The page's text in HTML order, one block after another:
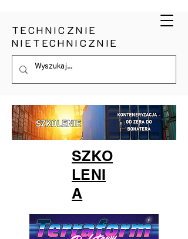
TECHNICZNIE
NIETECHNICZNIE
SZKO
LENI
A